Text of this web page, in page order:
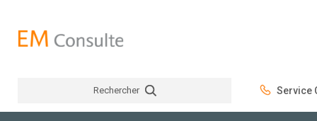
Rechercher Service